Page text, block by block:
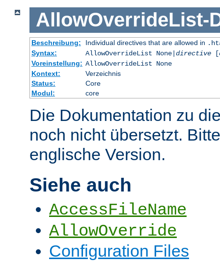
AllowOverrideList-
Beschreibung: Individual directives that are allowed in
Syntax:
AllowOverrideList None| directive[
Voreinstellung: AllowOverrideList None
Kontext:
Verzeichnis
Status:
Core
Modul:
core
Die Dokumentation zu
noch nicht übersetzt.
englische Version.
Siehe auch
AccessFileName
AllowOverride
Configuration Files